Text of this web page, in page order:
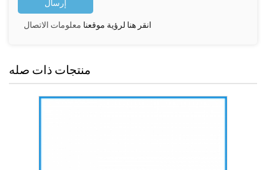
انقر هنا لرؤية موقعنا معلومات الاتصال
منتجات ذات صله